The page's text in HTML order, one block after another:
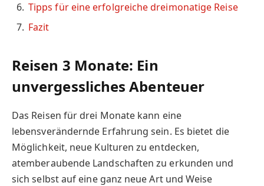
Tipps für eine erfolgreiche dreimonatige Reise
Fazit
Reisen 3 Monate: Ein
unvergessliches Abenteuer
Das Reisen für drei Monate kann eine
lebensverändernde Erfahrung sein. Es bietet die
Möglichkeit, neue Kulturen zu entdecken,
atemberaubende Landschaften zu erkunden und
sich selbst auf eine ganz neue Art und Weise